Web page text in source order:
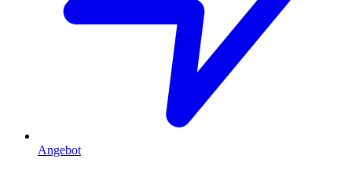
Angebot